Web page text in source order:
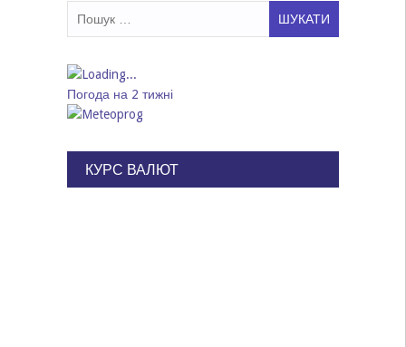
Погода на 2 тижні
КУРС ВАЛЮТ